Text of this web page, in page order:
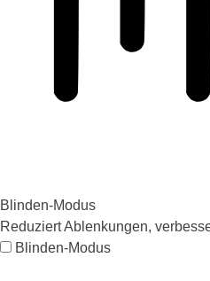
Blinden-Modus
Reduziert Ablenkungen,
Blinden-Modus